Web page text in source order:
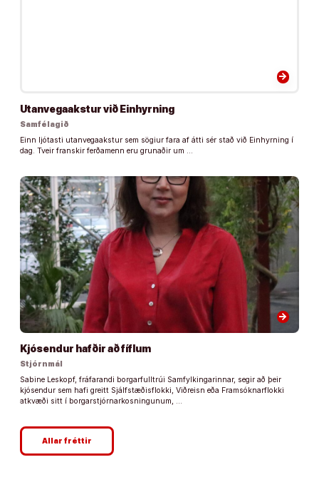
arrow_forward
Utanvegaakstur við Einhyrning
Samfélagið
Einn ljótasti utanvegaakstur sem sögiur fara af átti sér stað við Einhyrning í
dag. Tveir franskir ferðamenn eru grunaðir um …
arrow_forward
Kjósendur hafðir að fíflum
Stjórnmál
Sabine Leskopf, fráfarandi borgarfulltrúi Samfylkingarinnar, segir að þeir
kjósendur sem hafi greitt Sjálfstæðisflokki, Viðreisn eða Framsóknarflokki
atkvæði sitt í borgarstjórnarkosningunum, …
Allar fréttir